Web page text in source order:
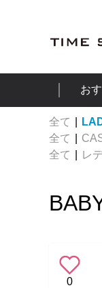
お
全て
全て
全て
レ
0